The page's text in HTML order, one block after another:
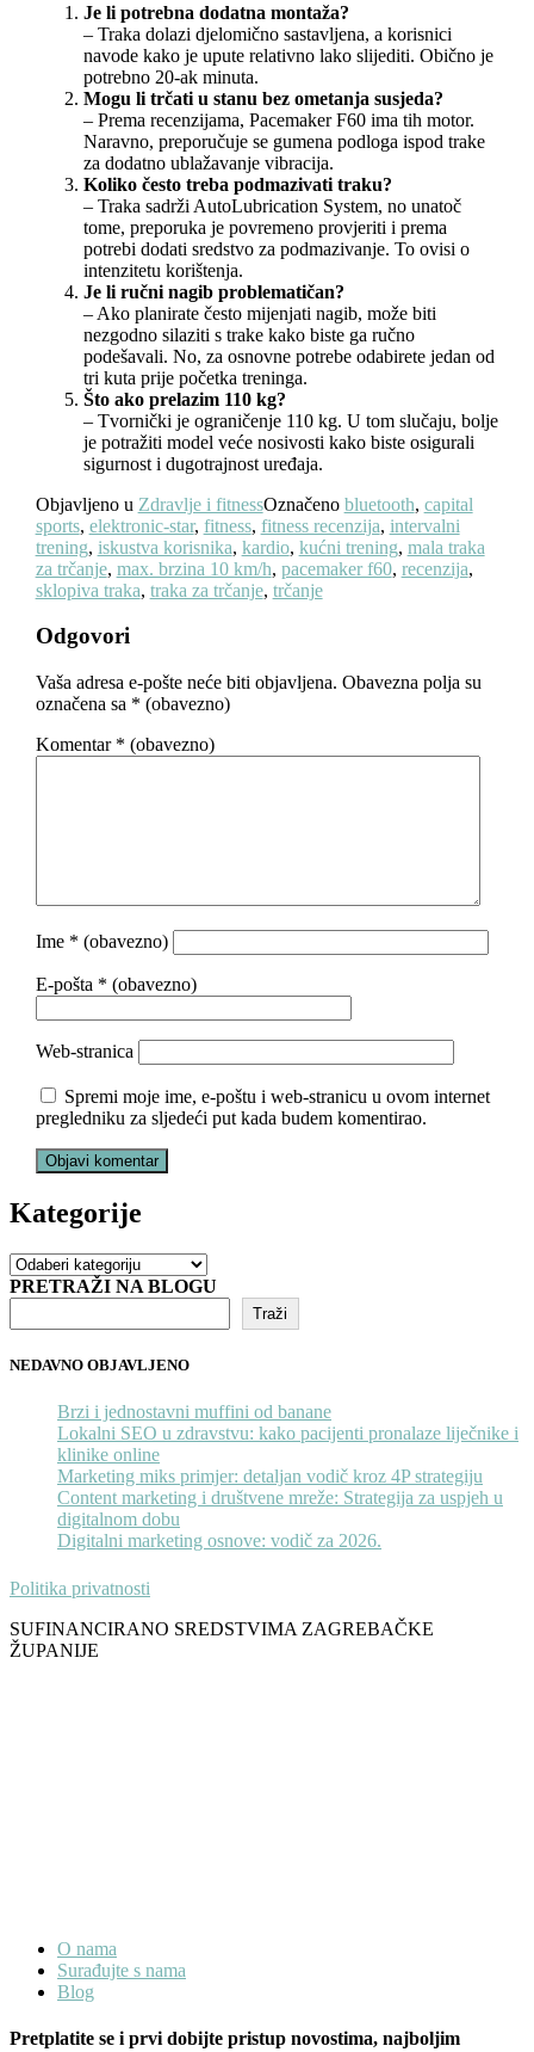
Je li potrebna dodatna montaža?
– Traka dolazi djelomično sastavljena, a korisnici
navode kako je upute relativno lako slijediti. Obično je
potrebno 20-ak minuta.
Mogu li trčati u stanu bez ometanja susjeda?
– Prema recenzijama, Pacemaker F60 ima tih motor.
Naravno, preporučuje se gumena podloga ispod trake
za dodatno ublažavanje vibracija.
Koliko često treba podmazivati traku?
– Traka sadrži AutoLubrication System, no unatoč
tome, preporuka je povremeno provjeriti i prema
potrebi dodati sredstvo za podmazivanje. To ovisi o
intenzitetu korištenja.
Je li ručni nagib problematičan?
– Ako planirate često mijenjati nagib, može biti
nezgodno silaziti s trake kako biste ga ručno
podešavali. No, za osnovne potrebe odabirete jedan od
tri kuta prije početka treninga.
Što ako prelazim 110 kg?
– Tvornički je ograničenje 110 kg. U tom slučaju, bolje
je potražiti model veće nosivosti kako biste osigurali
sigurnost i dugotrajnost uređaja.
Objavljeno u Zdravlje i fitnessOznačeno bluetooth, capital
sports, elektronic-star, fitness, fitness recenzija, intervalni
trening, iskustva korisnika, kardio, kućni trening, mala traka
za trčanje, max. brzina 10 km/h, pacemaker f60, recenzija,
sklopiva traka, traka za trčanje, trčanje
Odgovori
Vaša adresa e-pošte neće biti objavljena. Obavezna polja su
označena sa * (obavezno)
Komentar * (obavezno)
Ime * (obavezno)
E-pošta * (obavezno)
Web-stranica
Spremi moje ime, e-poštu i web-stranicu u ovom internet
pregledniku za sljedeći put kada budem komentirao.
Kategorije
Kategorije
PRETRAŽI NA BLOGU
Traži
NEDAVNO OBJAVLJENO
Brzi i jednostavni muffini od banane
Lokalni SEO u zdravstvu: kako pacijenti pronalaze liječnike i
klinike online
Marketing miks primjer: detaljan vodič kroz 4P strategiju
Content marketing i društvene mreže: Strategija za uspjeh u
digitalnom dobu
Digitalni marketing osnove: vodič za 2026.
Politika privatnosti
SUFINANCIRANO SREDSTVIMA ZAGREBAČKE
ŽUPANIJE
O nama
Surađujte s nama
Blog
Pretplatite se i prvi dobijte pristup novostima, najboljim